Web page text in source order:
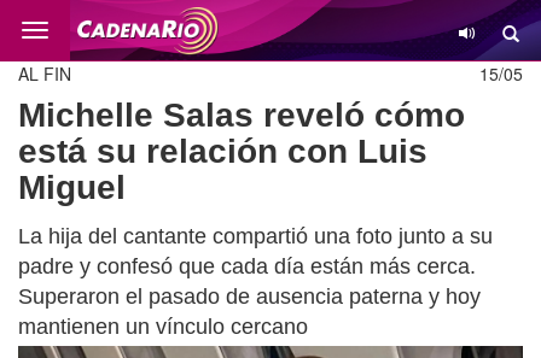
Cambio
15/05
AL FIN
Michelle Salas reveló cómo
está su relación con Luis
Miguel
La hija del cantante compartió una foto junto a su
padre y confesó que cada día están más cerca.
Superaron el pasado de ausencia paterna y hoy
mantienen un vínculo cercano